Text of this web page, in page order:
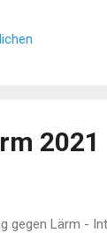
Nachtfluglärm
2021
gegen Lärm -